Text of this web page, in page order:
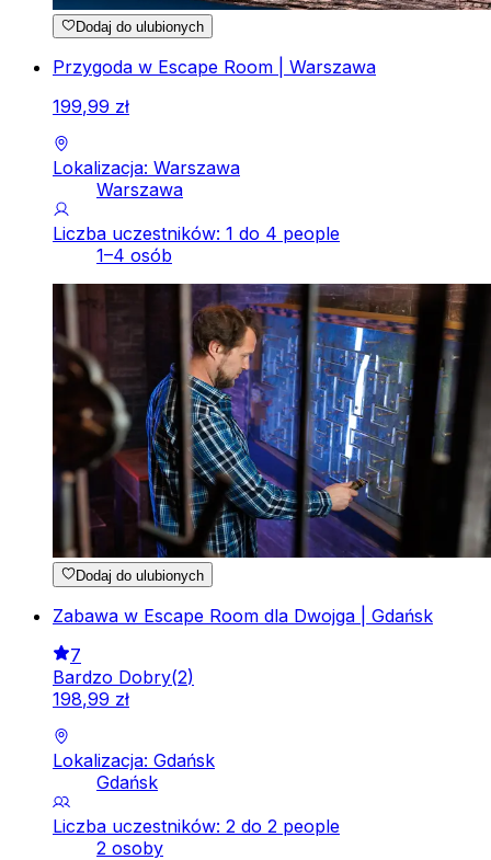
Dodaj do ulubionych
Przygoda w Escape Room | Warszawa
199,99 zł
Lokalizacja: Warszawa
Warszawa
Liczba uczestników: 1 do 4 people
1–4 osób
Dodaj do ulubionych
Zabawa w Escape Room dla Dwojga | Gdańsk
7
Bardzo Dobry(2)
198,99 zł
Lokalizacja: Gdańsk
Gdańsk
Liczba uczestników: 2 do 2 people
2 osoby